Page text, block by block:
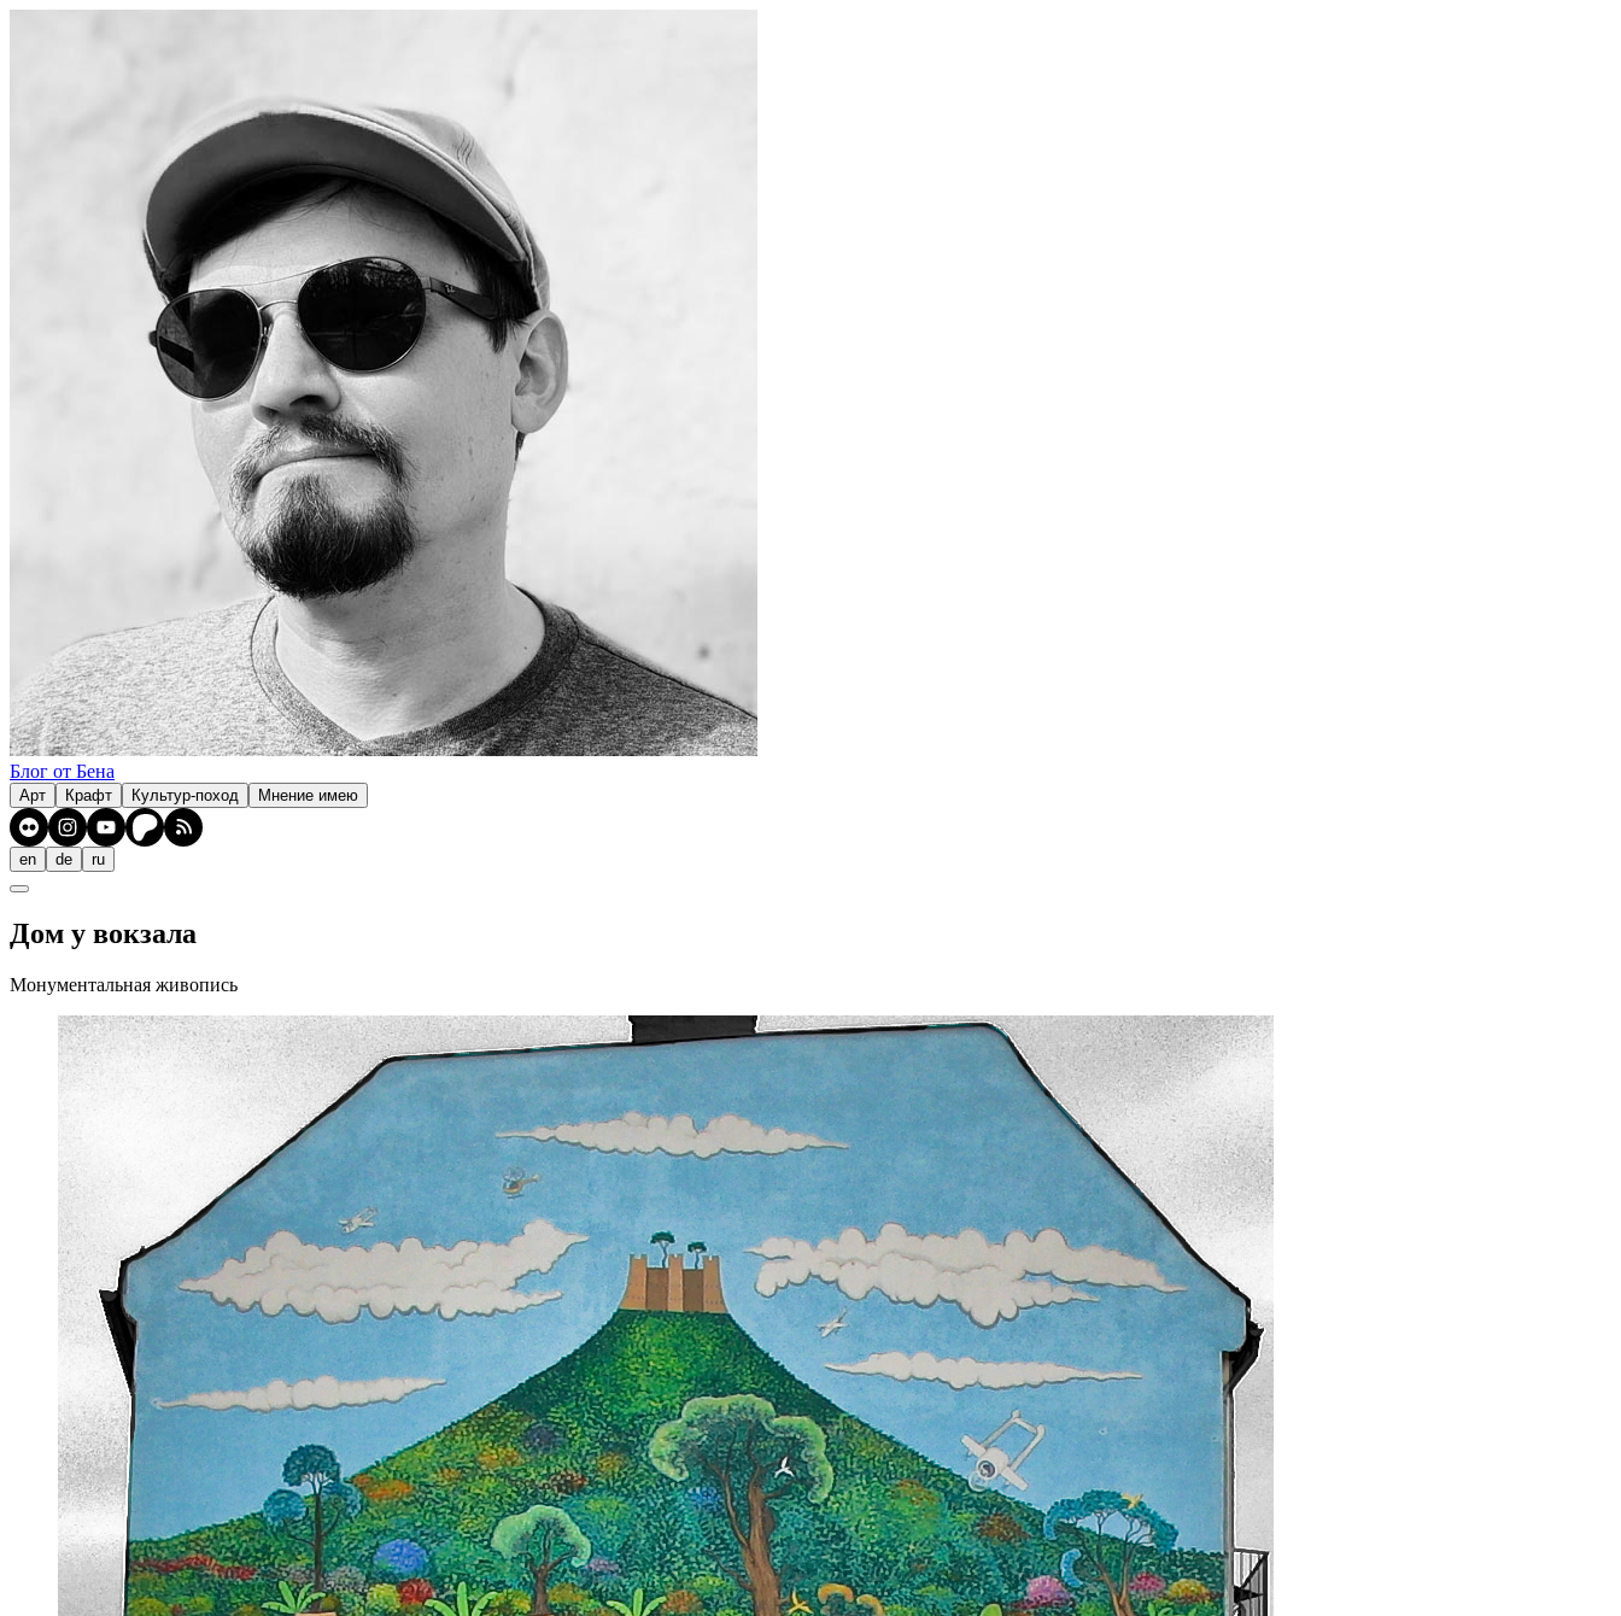
Блог от Бена
Арт Крафт Культур-поход Мнение имею
en de ru
Дом у вокзала
Монументальная живопись